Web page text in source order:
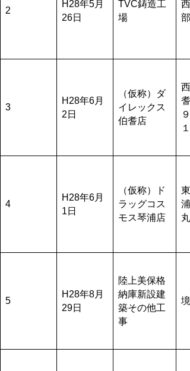
2
H28年5月
26日
TVC鋳造工
場
部
3
H28年6月
2日
（仮称）ダ
イレックス
伯耆店
4
H28年6月
1日
（仮称）ド
ラッグコス
モス琴浦店
丸
5
H28年8月
29日
陸上美保格
納庫新設建
築その他工
事